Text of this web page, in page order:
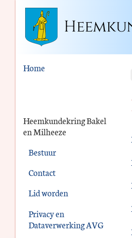
Home
Heemkundekring Bakel
en Milheeze
Bestuur
Contact
Lid worden
Privacy en
Dataverwerking AVG